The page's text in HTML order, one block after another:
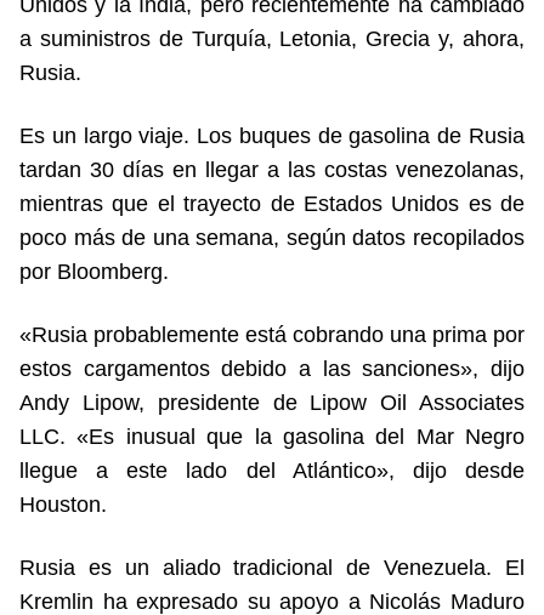
a suministros de Turquía, Letonia, Grecia y, ahora,
Rusia.
Es un largo viaje. Los buques de gasolina de Rusia
tardan 30 días en llegar a las costas venezolanas,
mientras que el trayecto de Estados Unidos es de
poco más de una semana, según datos recopilados
por Bloomberg.
«Rusia probablemente está cobrando una prima por
estos cargamentos debido a las sanciones», dijo
Andy Lipow, presidente de Lipow Oil Associates
LLC. «Es inusual que la gasolina del Mar Negro
llegue a este lado del Atlántico», dijo desde
Houston.
Rusia es un aliado tradicional de Venezuela. El
Kremlin ha expresado su apoyo a Nicolás Maduro